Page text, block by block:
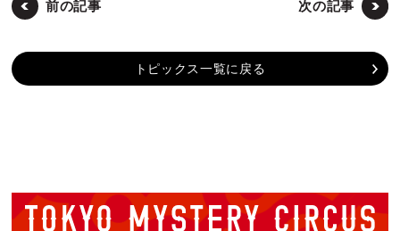
前の記事 次の記事
トピックス一覧に戻る